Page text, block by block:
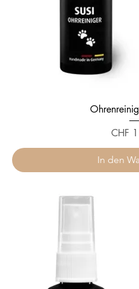
Preis
CHF
In den